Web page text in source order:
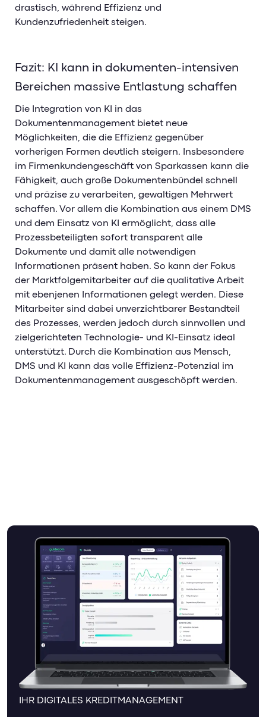
drastisch, während Effizienz und
Kundenzufriedenheit steigen.
Fazit: KI kann in dokumenten-intensiven
Bereichen massive Entlastung schaffen
Die Integration von KI in das
Dokumentenmanagement bietet neue
Möglichkeiten, die die Effizienz gegenüber
vorherigen Formen deutlich steigern. Insbesondere
im Firmenkundengeschäft von Sparkassen kann die
Fähigkeit, auch große Dokumentenbündel schnell
und präzise zu verarbeiten, gewaltigen Mehrwert
schaffen. Vor allem die Kombination aus einem DMS
und dem Einsatz von KI ermöglicht, dass alle
Prozessbeteiligten sofort transparent alle
Dokumente und damit alle notwendigen
Informationen präsent haben. So kann der Fokus
der Marktfolgemitarbeiter auf die qualitative Arbeit
mit ebenjenen Informationen gelegt werden. Diese
Mitarbeiter sind dabei unverzichtbarer Bestandteil
des Prozesses, werden jedoch durch sinnvollen und
zielgerichteten Technologie- und KI-Einsatz ideal
unterstützt. Durch die Kombination aus Mensch,
DMS und KI kann das volle Effizienz-Potenzial im
Dokumentenmanagement ausgeschöpft werden.
IHR DIGITALES KREDITMANAGEMENT